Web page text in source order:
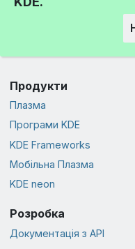
Продукти
Плазма
Програми KDE
KDE Frameworks
Мобільна Плазма
KDE neon
Розробка
Документація з API